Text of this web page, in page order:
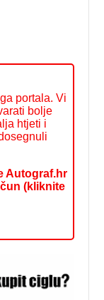
portala. Vi
bolje
htjeti i
Autograf.hr
(kliknite